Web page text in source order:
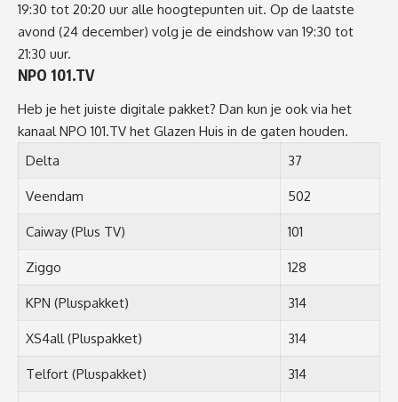
19:30 tot 20:20 uur alle hoogtepunten uit. Op de laatste
avond (24 december) volg je de eindshow van 19:30 tot
21:30 uur.
NPO 101.TV
Heb je het juiste digitale pakket? Dan kun je ook via het
kanaal NPO 101.TV het Glazen Huis in de gaten houden.
Delta
37
Veendam 502
Caiway (Plus TV) 101
Ziggo 128
KPN (Pluspakket) 314
XS4all (Pluspakket) 314
Telfort (Pluspakket) 314